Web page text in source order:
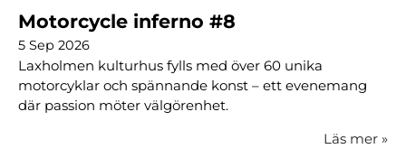
Motorcycle inferno #8
5 Sep 2026
Laxholmen kulturhus fylls med över 60 unika
motorcyklar och spännande konst – ett evenemang
där passion möter välgörenhet.
Läs mer »